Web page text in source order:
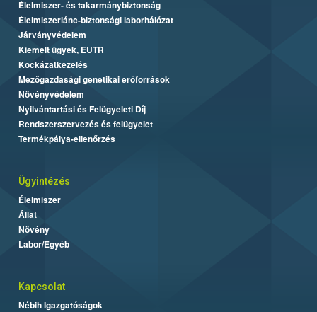
Élelmiszer- és takarmánybiztonság
Élelmiszerlánc-biztonsági laborhálózat
Járványvédelem
Kiemelt ügyek, EUTR
Kockázatkezelés
Mezőgazdasági genetikai erőforrások
Növényvédelem
Nyilvántartási és Felügyeleti Díj
Rendszerszervezés és felügyelet
Termékpálya-ellenőrzés
Ügyintézés
Élelmiszer
Állat
Növény
Labor/Egyéb
Kapcsolat
Nébih Igazgatóságok